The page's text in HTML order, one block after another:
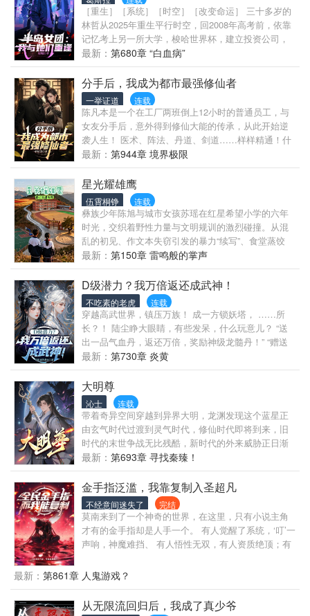
韭菜啊，送进去送进去。 当别人在里面把缝纫机都快
踩出火星子时。 陆野拿着这些人踩缝纫机挣的积分，
在娱乐圈大杀四方。 网友：陆野真的是来当艺人的
吗？他该不会是官方派来净网的吧？
［重生］［系统］［时空］［改变命运］ 三十多岁的
林哲从2025年重生平行时空，回2008年高考前，依靠
记忆考上另一所大学，梭哈世界杯，建立投资公司，
拥有了上辈子遥不可及的身家地位。 就在他满足现在
生活，大学毕业准备回家养老时，父母嫌弃他天天躺
在床上，被赶出家门，准备来一场说走就走的旅游，
踏上旅行之路，迟到了四年的系统终于来了，［不正
经系统］绑定，？？？喂喂喂…谁家好系统能叫这名
字？俗话说好马配好鞍，一定是系统名字写错了，他
可是人见人爱花见花开正经小郎君。 为证明自己，跟
随系统的指引，林哲来到了半岛，开启了一种他完全
没有想过的生活……
最新： 第680章 “白血病”
分手后，我成为都市最强修仙者
一举证道 连载
陈凡本是一个在工厂两班倒上12小时的普通员工，与
女友分手后，意外得到修仙大能的传承，从此开始逆
袭人生！ 医术、阵法、丹道、剑道……样样精通！什
么亿万富翁？什么古武传人？术法大师？镇国战神？
统统都被被陈凡踩在脚下！ 炼气、筑基、金丹、元
婴、化神……从地球到修仙界，陈凡最终飞升成仙！
最新： 第944章 境界极限
星光耀雄鹰
伍霄桐铮 连载
彝族少年陈旭与城市女孩苏瑶在红星希望小学的六年
时光，交织着野性力量与文明规训的激烈碰撞。从混
乱的初见、作文本失窃引发的暴力“续写”、食堂蒸饺
的“护食”怒吼，到赛装节狼牙项圈的笨拙守护、暴雨泥
泞中的沉默背负，直至都阳节篝火旁陈旭那声石破天
惊的“留下——！”嘶吼，冲突与守护贯穿始终，锻造着
他们深刻的羁绊。 小学毕业会考放榜日，火把节余温
未散。校长曲比阿敏在毕业典礼上深情赞颂党和国家
教育政策如“托举的翅膀”，激励学子“带着看世界的渴
望出发，更要系住乡土根脉学成归来”。 典礼落幕，陈
旭与苏瑶攀上山巅。俯瞰承载六年悲欢的校园，山风
拂过，夕照熔金。回忆如潮——混乱的初见、暴雨归
途的脊背与守护、冰凉的狼牙、都阳节篝火的呐
喊……陈旭将象征力量的鹰翎插入苏瑶发间：“初中继
续教你防身术。”苏瑶以书写未来的钢笔别上陈旭胸
前：“你学电路图，我学银饰锻造。”目光越过翻滚的金
色麦浪，投向天际青松初中的轮廓，心中激荡着对知
识的渴求、未来的憧憬，以及学成本领、反哺乡土的
共同热望。山风作证，雄鹰与索玛花将各自翱翔，心
系凉山的根……
最新： 第150章 雷鸣般的掌声
D级潜力？我万倍返还成武神！
不吃素的老虎 连载
穿越高武世界，镇压万族！ 成一方锁妖塔， ……所
长？！ 陆尘睁大眼睛，有些发呆，什么玩意儿？ “送
出一品气血丹，返还万倍，奖励神级龙髓丹！” “赠送
凡阶武技冰魄剑法，返还万倍，奖励天阶武技——灭
世拳！” …… 别人修炼十年，他“舔”一天！ 校花要气血
石？给！ 女神缺功法？送！ 反派嘲讽他废物？反手用
资源砸崩溃！ 陆尘：“舔一人，富一方，舔万人，证道
武神！” …… 多年后， 陆尘：我见过很多的女人，她
们有说我混蛋，有说我无耻，有说我狗。 但无一例
外，她们都成为了我的女人。
最新： 第730章 炎黄
大明尊
沁士 连载
带着奇异空间穿越到异界大明，龙渊发现这个蓝星正
由玄气时代过渡到灵气时代，修仙时代即将到来，旧
时代的末世争战无比残酷，新时代的外来威胁正日渐
来临，身处险境的他能否化险为夷，逆天改命？
最新： 第693章 寻找秦臻！
金手指泛滥，我靠复制入圣超凡
不经意间迷失了 完结
莫南来到了一个神奇的世界，在这里，只有小说主角
才有的金手指却是人手一个。 有人觉醒了系统，‘叮’一
声响，神魔难挡、 有人悟性无双，有人资质绝顶；有
现自己可以复制别人的金手指的时候，他笑了。 准备
好被收割了么？各位天才？
最新： 第861章 人鬼游戏？
从无限流回归后，我成了真少爷